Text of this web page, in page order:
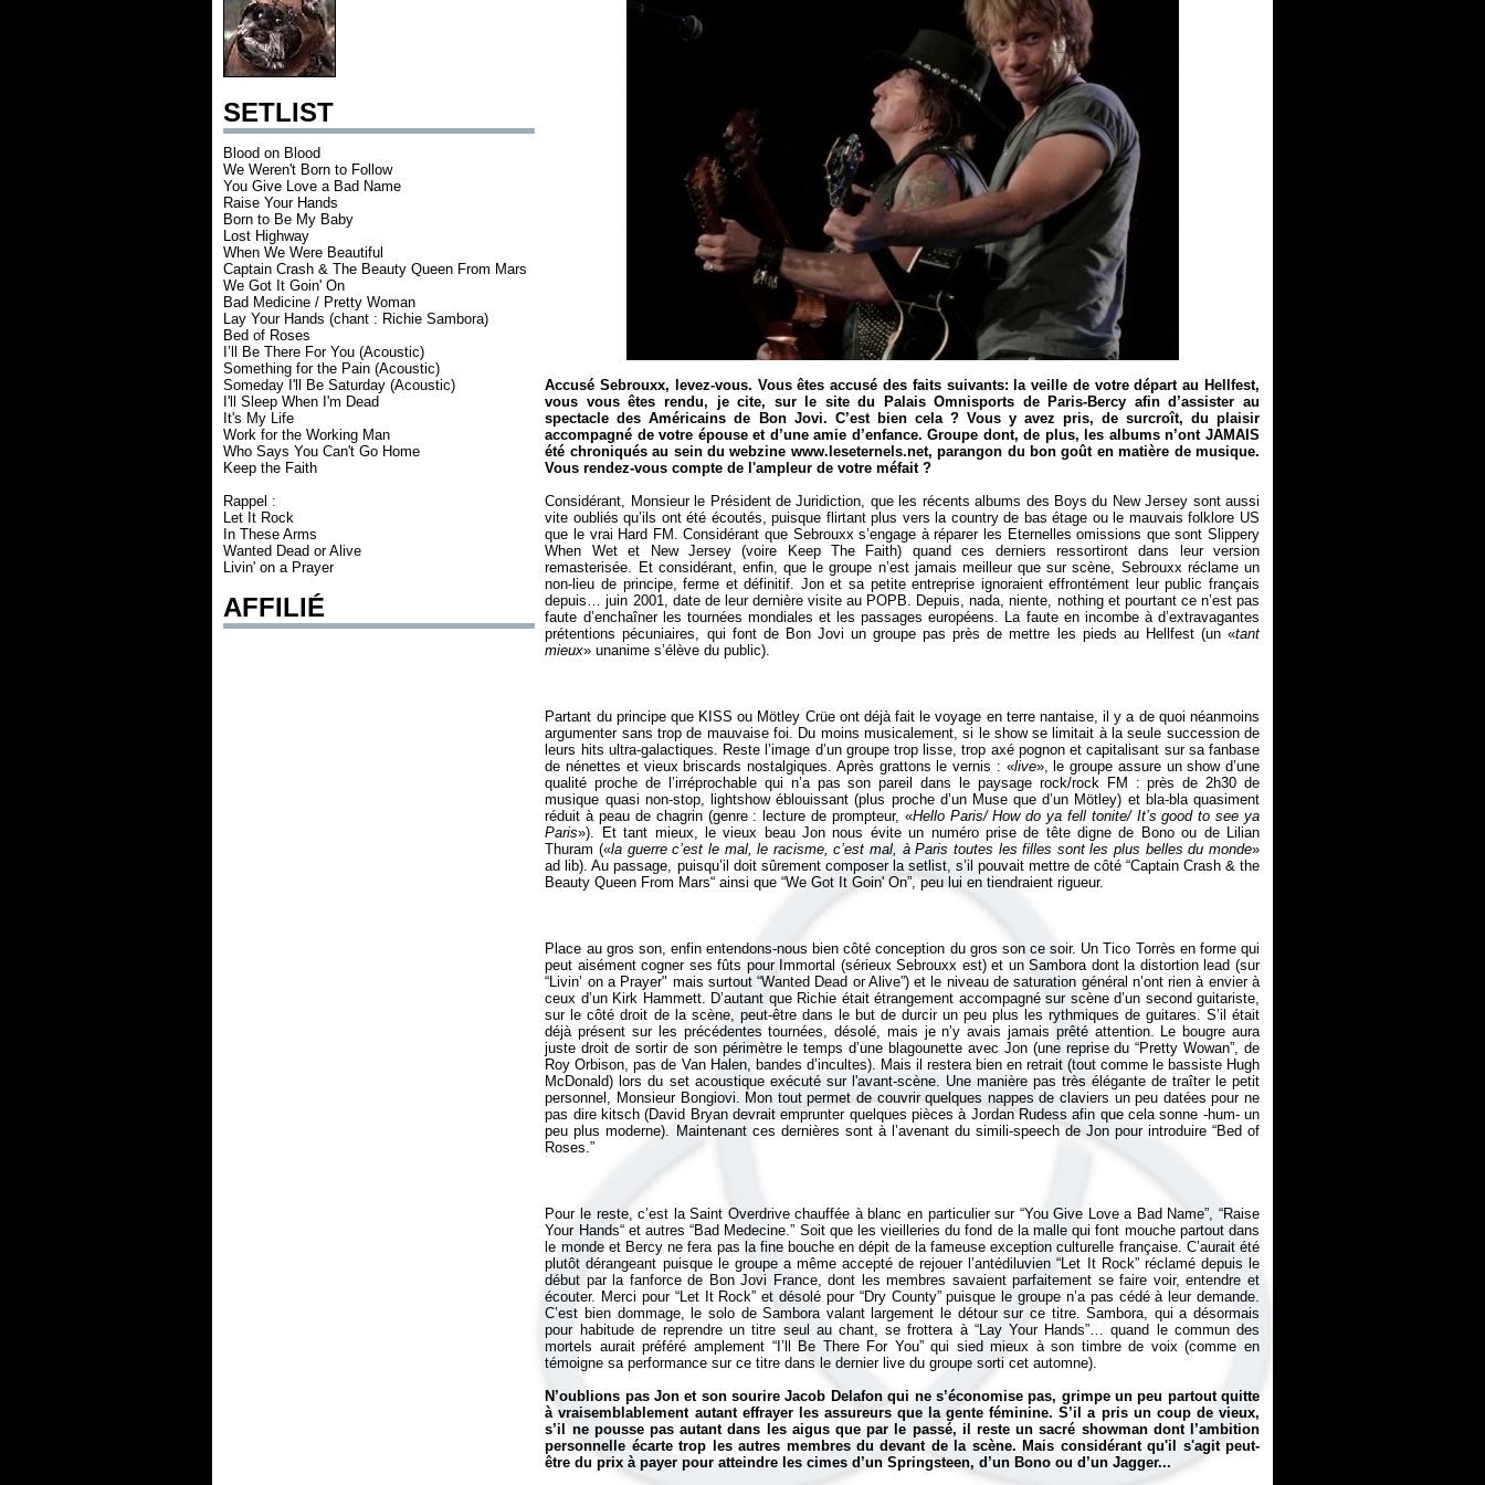
SETLIST
Blood on Blood
We Weren't Born to Follow
You Give Love a Bad Name
Raise Your Hands
Born to Be My Baby
Lost Highway
When We Were Beautiful
Captain Crash & The Beauty Queen From Mars
We Got It Goin' On
Bad Medicine / Pretty Woman
Lay Your Hands (chant : Richie Sambora)
Bed of Roses
I’ll Be There For You (Acoustic)
Something for the Pain (Acoustic)
Someday I'll Be Saturday (Acoustic)
I'll Sleep When I'm Dead
It's My Life
Work for the Working Man
Who Says You Can't Go Home
Keep the Faith
Rappel :
Let It Rock
In These Arms
Wanted Dead or Alive
Livin' on a Prayer
AFFILIÉ
Accusé Sebrouxx, levez-vous. Vous êtes accusé des faits suivants: la veille de votre départ au Hellfest,
vous vous êtes rendu, je cite, sur le site du Palais Omnisports de Paris-Bercy afin d’assister au
spectacle des Américains de Bon Jovi. C’est bien cela ? Vous y avez pris, de surcroît, du plaisir
accompagné de votre épouse et d’une amie d’enfance. Groupe dont, de plus, les albums n’ont JAMAIS
été chroniqués au sein du webzine www.leseternels.net, parangon du bon goût en matière de musique.
Vous rendez-vous compte de l'ampleur de votre méfait ?
Considérant, Monsieur le Président de Juridiction, que les récents albums des Boys du New Jersey sont aussi
vite oubliés qu’ils ont été écoutés, puisque flirtant plus vers la country de bas étage ou le mauvais folklore US
que le vrai Hard FM. Considérant que Sebrouxx s’engage à réparer les Eternelles omissions que sont Slippery
When Wetet New Jersey(voire Keep The Faith) quand ces derniers ressortiront dans leur version
remasterisée. Et considérant, enfin, que le groupe n’est jamais meilleur que sur scène, Sebrouxx réclame un
non-lieu de principe, ferme et définitif. Jon et sa petite entreprise ignoraient effrontément leur public français
depuis… juin 2001, date de leur dernière visite au POPB. Depuis, nada, niente, nothing et pourtant ce n’est pas
faute d’enchaîner les tournées mondiales et les passages européens. La faute en incombe à d’extravagantes
prétentions pécuniaires, qui font de Bon Jovi un groupe pas près de mettre les pieds au Hellfest (un «tant
mieux
Partant du principe que KISS ou Mötley Crüe ont déjà fait le voyage en terre nantaise, il y a de quoi néanmoins
argumenter sans trop de mauvaise foi. Du moins musicalement, si le show se limitait à la seule succession de
leurs hits ultra-galactiques. Reste l’image d’un groupe trop lisse, trop axé pognon et capitalisant sur sa fanbase
de nénettes et vieux briscards nostalgiques. Après grattons le vernis : «live», le groupe assure un show d’une
qualité proche de l’irréprochable qui n’a pas son pareil dans le paysage rock/rock FM : près de 2h30 de
musique quasi non-stop, lightshow éblouissant (plus proche d’un Muse que d’un Mötley) et bla-bla quasiment
réduit à peau de chagrin (genre : lecture de prompteur, «Hello Paris/ How do ya fell tonite/ It’s good to see ya
Paris»). Et tant mieux, le vieux beau Jon nous évite un numéro prise de tête digne de Bono ou de Lilian
Thuram («la guerre c’est le mal, le racisme, c’est mal, à Paris toutes les filles sont les plus belles du monde»
ad lib). Au passage, puisqu’il doit sûrement composer la setlist, s’il pouvait mettre de côté “Captain Crash & the
Place au gros son, enfin entendons-nous bien côté conception du gros son ce soir. Un Tico Torrès en forme qui
peut aisément cogner ses fûts pour Immortal (sérieux Sebrouxx est) et un Sambora dont la distortion lead (sur
“Livin’ on a Prayer" mais surtout “Wanted Dead or Alive”) et le niveau de saturation général n’ont rien à envier à
ceux d’un Kirk Hammett. D’autant que Richie était étrangement accompagné sur scène d’un second guitariste,
sur le côté droit de la scène, peut-être dans le but de durcir un peu plus les rythmiques de guitares. S’il était
déjà présent sur les précédentes tournées, désolé, mais je n’y avais jamais prêté attention. Le bougre aura
juste droit de sortir de son périmètre le temps d’une blagounette avec Jon (une reprise du “Pretty Wowan”, de
Roy Orbison, pas de Van Halen, bandes d’incultes). Mais il restera bien en retrait (tout comme le bassiste Hugh
McDonald) lors du set acoustique exécuté sur l'avant-scène. Une manière pas très élégante de traîter le petit
personnel, Monsieur Bongiovi. Mon tout permet de couvrir quelques nappes de claviers un peu datées pour ne
pas dire kitsch (David Bryan devrait emprunter quelques pièces à Jordan Rudess afin que cela sonne -hum- un
peu plus moderne). Maintenant ces dernières sont à l’avenant du simili-speech de Jon pour introduire “Bed of
Pour le reste, c’est la Saint Overdrive chauffée à blanc en particulier sur “You Give Love a Bad Name”, “Raise
Your Hands“ et autres “Bad Medecine.” Soit que les vieilleries du fond de la malle qui font mouche partout dans
le monde et Bercy ne fera pas la fine bouche en dépit de la fameuse exception culturelle française. C’aurait été
plutôt dérangeant puisque le groupe a même accepté de rejouer l’antédiluvien “Let It Rock” réclamé depuis le
début par la fanforce de Bon Jovi France, dont les membres savaient parfaitement se faire voir, entendre et
écouter. Merci pour “Let It Rock” et désolé pour “Dry County” puisque le groupe n’a pas cédé à leur demande.
C’est bien dommage, le solo de Sambora valant largement le détour sur ce titre. Sambora, qui a désormais
pour habitude de reprendre un titre seul au chant, se frottera à “Lay Your Hands”… quand le commun des
mortels aurait préféré amplement “I’ll Be There For You” qui sied mieux à son timbre de voix (comme en
témoigne sa performance sur ce titre dans le dernier live du groupe sorti cet automne).
N’oublions pas Jon et son sourire Jacob Delafon qui ne s’économise pas, grimpe un peu partout quitte
à vraisemblablement autant effrayer les assureurs que la gente féminine. S’il a pris un coup de vieux,
s’il ne pousse pas autant dans les aigus que par le passé, il reste un sacré showman dont l’ambition
personnelle écarte trop les autres membres du devant de la scène. Mais considérant qu'il s'agit peut-
être du prix à payer pour atteindre les cimes d’un Springsteen, d’un Bono ou d’un Jagger...